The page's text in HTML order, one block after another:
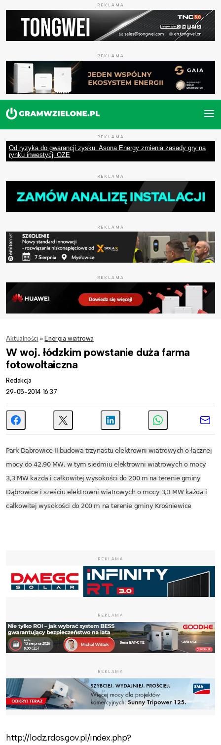
REKLAMA
REKLAMA
REKLAMA
Od ryzyka do gwarancji zysku. Asona Energy zmienia zasady gry na
rynku inwestycji OZE
REKLAMA
REKLAMA
REKLAMA
Aktualności » Energia wiatrowa
W woj. łódzkim powstanie duża farma
fotowoltaiczna
Redakcja
29-05-2014 16:37
Park Dąbrowice II budowa trzynastu elektrowni wiatrowych o łącznej
mocy do 42,90 MW, w tym siedmiu elektrowni wiatrowych o mocy
3,3 MW każda i całkowitej wysokości do 200 m na terenie gminy
Dąbrowice i sześciu elektrowni wiatrowych o mocy 3,3 MW każda i
całkowitej wysokości do 200 m na terenie gminy Krośniewice
REKLAMA
REKLAMA
REKLAMA
http://lodz.rdos.gov.pl/index.php?